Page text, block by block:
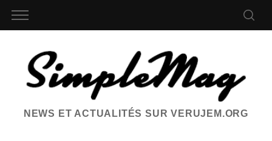
NEWS ET ACTUALITÉS SUR VERUJEM.ORG